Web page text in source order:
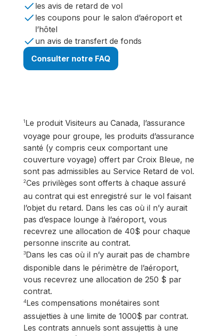
les avis de retard de vol
les coupons pour le salon d’aéroport et
l’hôtel
un avis de transfert de fonds
Consulter notre FAQ
1Le produit Visiteurs au Canada, l’assurance
voyage pour groupe, les produits d’assurance
santé (y compris ceux comportant une
couverture voyage) offert par Croix Bleue, ne
sont pas admissibles au Service Retard de vol.
2Ces privilèges sont offerts à chaque assuré
au contrat qui est enregistré sur le vol faisant
l’objet du retard. Dans les cas où il n’y aurait
pas d’espace lounge à l’aéroport, vous
recevrez une allocation de 40$ pour chaque
personne inscrite au contrat.
3Dans les cas où il n’y aurait pas de chambre
disponible dans le périmètre de l’aéroport,
vous recevrez une allocation de 250 $ par
contrat.
4Les compensations monétaires sont
assujetties à une limite de 1000$ par contrat.
Les contrats annuels sont assujettis à une